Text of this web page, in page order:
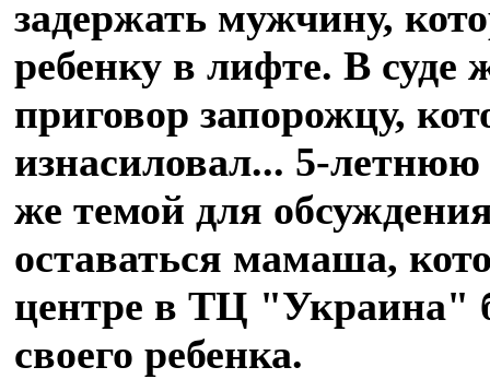
задержать мужчину,
ребенку в лифте. В суде
приговор запорожцу,
изнасиловал... 5-летнюю
же темой для
оставаться мамаша,
центре в ТЦ "Украина"
своего ребенка.